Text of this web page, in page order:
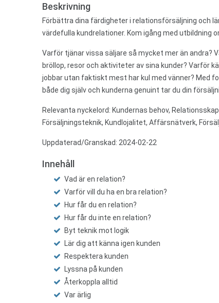
Beskrivning
Förbättra dina färdigheter i relationsförsäljning och
värdefulla kundrelationer. Kom igång med utbildning
Varför tjänar vissa säljare så mycket mer än andra?
bröllop, resor och aktiviteter av sina kunder? Varför
jobbar utan faktiskt mest har kul med vänner? Med
både dig själv och kunderna genuint tar du din
Relevanta nyckelord: Kundernas behov,
Försäljningsteknik, Kundlojalitet, Affärsnätverk,
Uppdaterad/Granskad: 2024-02-22
Innehåll
Vad är en relation?
Varför vill du ha en bra relation?
Hur får du en relation?
Hur får du inte en relation?
Byt teknik mot logik
Lär dig att känna igen kunden
Respektera kunden
Lyssna på kunden
Återkoppla alltid
Var ärlig